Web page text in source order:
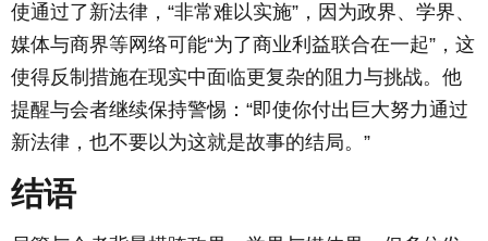
使通过了新法律，“非常难以实施”，因为政界、学界、
媒体与商界等网络可能“为了商业利益联合在一起”，这
使得反制措施在现实中面临更复杂的阻力与挑战。他
提醒与会者继续保持警惕：“即使你付出巨大努力通过
新法律，也不要以为这就是故事的结局。”
结语